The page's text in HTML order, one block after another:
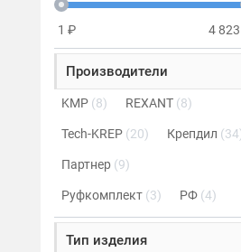
1 ₽ 4 823
Производители
KMP 8 REXANT 8
Tech-KREP 20 Крепдил 34
Партнер 9
Руфкомплект 3 РФ 4
Тип изделия